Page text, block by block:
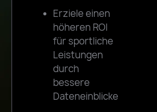
Erziele einen
höheren ROI
für sportliche
Leistungen
durch
bessere
Dateneinblicke